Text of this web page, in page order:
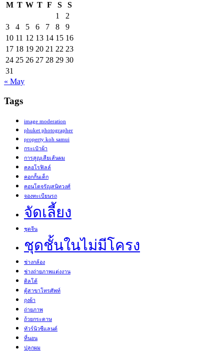
M T W T F S
S
1
2
3
4 5 6 7 8
9
10 11 12 13 14 15 16
17 18 19 20 21 22 23
24 25 26 27 28 29 30
31
« May
Tags
image moderation
phuket photographer
property koh samui
กระเป๋าผ้า
การสูญเสียเส้นผม
คลอโรฟิลล์
คอกกั้นเด็ก
คอนโดจรัญสนิทวงศ์
จองทะเบียนรถ
จัดเลี้ยง
ชุดจีน
ชุดชั้นในไม่มีโครง
ช่างกล้อง
ช่างถ่ายภาพแต่งงาน
ดิลโด้
ตู้สาขาโทรศัพท์
ถุงผ้า
ถ่ายภาพ
ถ้วยกระดาษ
ทัวร์นิวซีแลนด์
ที่นอน
ปลูกผม